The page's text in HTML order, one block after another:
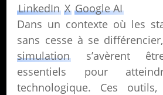
LinkedIn X Google AI
Dans un contexte où les
sans cesse à se
simulation s’avèrent
essentiels pour
technologique. Ces